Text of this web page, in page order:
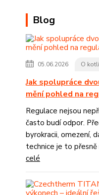
Blog
05.06.2026 O
Jak spolupráce
mění pohled na
Regulace nejsou
často budí odpor.
byrokracii, omezení,
technice je to přesně
celé